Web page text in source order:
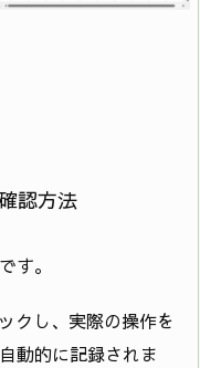
認方法
す。
クし、実際の操作を
動的に記録されま